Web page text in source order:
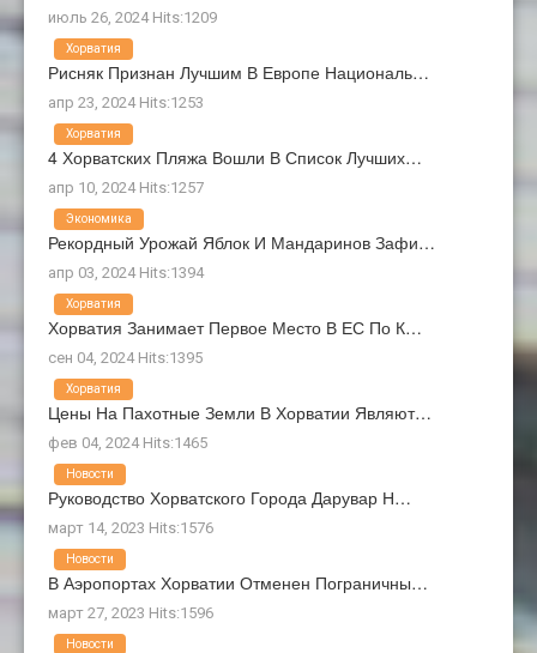
июль 26, 2024 Hits:1209
Рисняк Признан Лучшим В Европе Националь…
апр 23, 2024 Hits:1253
Хорватия
4 Хорватских Пляжа Вошли В Список Лучших…
апр 10, 2024 Hits:1257
Хорватия
Рекордный Урожай Яблок И Мандаринов Зафи…
апр 03, 2024 Hits:1394
Экономика
Хорватия Занимает Первое Место В ЕС По К…
сен 04, 2024 Hits:1395
Хорватия
Цены На Пахотные Земли В Хорватии Являют…
фев 04, 2024 Hits:1465
Хорватия
Руководство Хорватского Города Дарувар Н…
март 14, 2023 Hits:1576
Новости
В Аэропортах Хорватии Отменен Пограничны…
март 27, 2023 Hits:1596
Новости
Новости